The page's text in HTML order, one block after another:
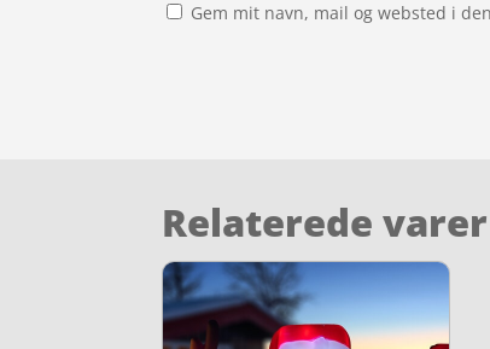
Gem mit navn, mail og websted i
Relaterede varer